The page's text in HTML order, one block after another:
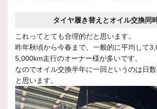
タイヤ履き替えとオイル交換同
これってとても合理的だと思います。
昨年秋頃から今春まで、一般的に平均して
5,000km走行のオーナー様が多いです。
なのでオイル交換半年に一回というのは日
と思います。